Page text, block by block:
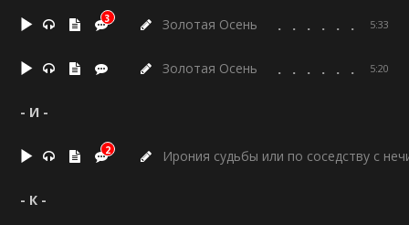
3 Золотая Осень 5:33
Золотая Осень 5:20
- И -
2 Ирония судьбы или по соседству с
- К -